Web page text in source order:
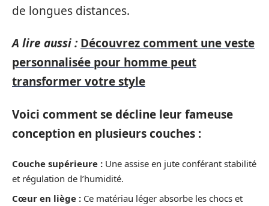
de longues distances.
A lire aussi : Découvrez comment une veste
personnalisée pour homme peut
transformer votre style
Voici comment se décline leur fameuse
conception en plusieurs couches :
Couche supérieure : Une assise en jute conférant stabilité
et régulation de l’humidité.
Cœur en liège : Ce matériau léger absorbe les chocs et